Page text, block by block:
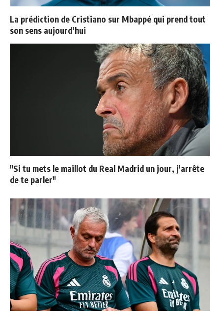
La prédiction de Cristiano sur Mbappé qui prend tout
son sens aujourd’hui
"Si tu mets le maillot du Real Madrid un jour, j'arrête
de te parler"